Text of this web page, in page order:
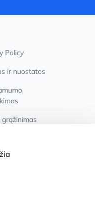
Policy
ir nuostatos
grąžinimas